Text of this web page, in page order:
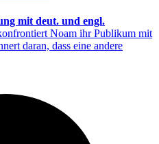
mit deut. und engl.
Noam ihr Publikum mit
daran, dass eine andere